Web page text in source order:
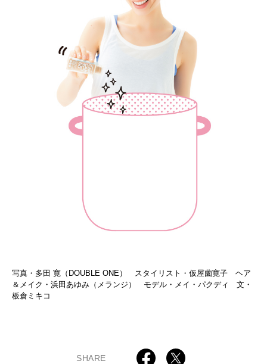
写真・多田 寛（DOUBLE ONE） スタイリスト・仮屋薗寛子 ヘア
＆メイク・浜田あゆみ（メランジ） モデル・メイ・パクディ 文・
板倉ミキコ
SHARE